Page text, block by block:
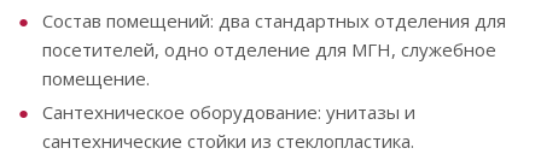
Состав помещений: два стандартных отделения для
посетителей, одно отделение для МГН, служебное
помещение.
Сантехническое оборудование: унитазы и
сантехнические стойки из стеклопластика.